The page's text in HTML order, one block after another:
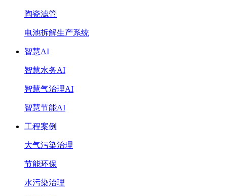
陶瓷滤管
电池拆解生产系统
智慧AI
智慧水务AI
智慧气治理AI
智慧节能AI
工程案例
大气污染治理
节能环保
水污染治理